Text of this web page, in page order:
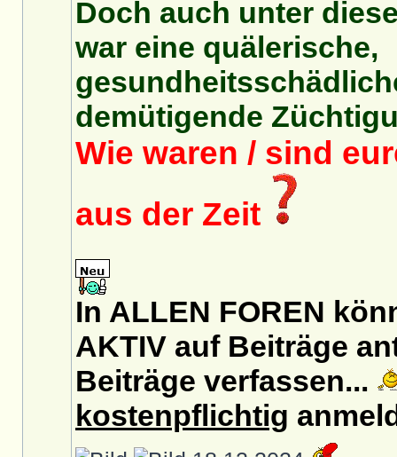
Doch auch unter
war eine quälerische,
demütigende
Wie waren / sind
aus der Zeit
In ALLEN FOREN
AKTIV auf Beiträge
Beiträge verfassen...
kostenpflichtig